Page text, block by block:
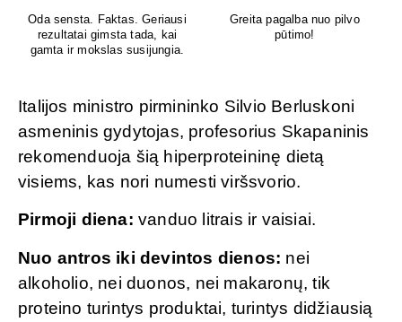
Oda sensta. Faktas. Geriausi
rezultatai gimsta tada, kai
gamta ir mokslas susijungia.
Greita pagalba nuo pilvo
pūtimo!
Italijos ministro pirmininko Silvio Berluskoni
asmeninis gydytojas, profesorius Skapaninis
rekomenduoja šią hiperproteininę dietą
visiems, kas nori numesti viršsvorio.
Pirmoji diena: vanduo litrais ir vaisiai.
Nuo antros iki devintos dienos: nei
alkoholio, nei duonos, nei makaronų, tik
proteino turintys produktai, turintys didžiausią